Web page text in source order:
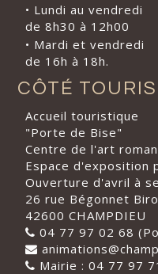
• Lundi au vendredi
de 8h30 à 12h00
• Mardi et vendredi
de 16h à 18h.
CÔTÉ
Accueil touristique
"Porte de Bise"
Centre de l'art
Espace d'exposition
Ouverture d'avril à
26 rue Bégonnet
42600 CHAMPDIEU
04 77 97 02 68
Mairie : 04 77 97